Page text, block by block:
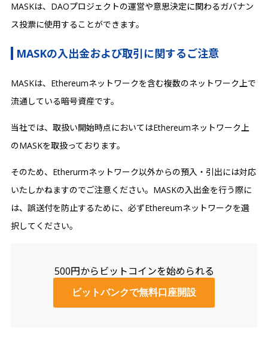
MASKは、DAOプロジェクトの運営や意思決定に関わるガバナン
ス投票に使用することができます。
MASKの入出金および取引に関するご注意
MASKは、Ethereumネットワークを含む複数のネットワーク上で
流通している暗号資産です。
当社では、取扱い開始時点においてはEthereumネットワーク上
のMASKを取扱っております。
そのため、Etherurmネットワーク以外からの預入・引出には対応
いたしかねますのでご注意ください。MASKの入出金を行う際に
は、誤送付を防止するために、必ずEthereumネットワークを選
択してください。
500円からビットコインを始められる
ビットバンクで無料口座開設